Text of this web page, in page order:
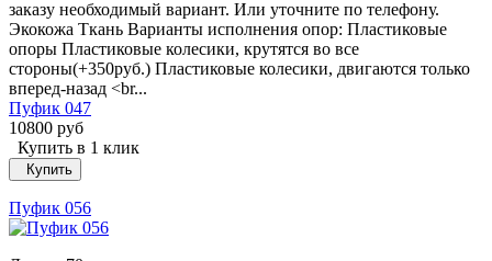
заказу необходимый вариант. Или уточните по телефону.
Экокожа Ткань Варианты исполнения опор: Пластиковые
опоры Пластиковые колесики, крутятся во все
стороны(+350руб.) Пластиковые колесики, двигаются только
вперед-назад <br...
Пуфик 047
10800 руб
Купить в 1 клик
Купить
Пуфик 056